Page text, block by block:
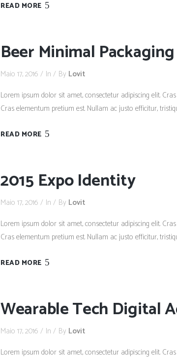
READ MORE
Beer Minimal
Maio 17, 2016 In By Lovit
Lorem ipsum dolor sit amet, consectetur adipiscing elit.
Cras elementum pretium est. Nullam ac justo efficitur,
READ MORE
2015 Expo Identity
Maio 17, 2016 In By Lovit
Lorem ipsum dolor sit amet, consectetur adipiscing elit.
Cras elementum pretium est. Nullam ac justo efficitur,
READ MORE
Wearable Tech Digital
Maio 17, 2016 In By Lovit
Lorem ipsum dolor sit amet, consectetur adipiscing elit.